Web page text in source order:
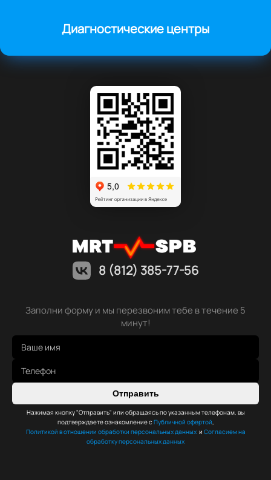
Диагностические центры
8 (812) 385-77-56
Заполни форму и мы перезвоним тебе в течение 5
минут!
Отправить
Нажимая кнопку "Отправить" или обращаясь по указанным телефонам, вы
подтверждаете ознакомление с Публичной офертой,
Политикой в отношении обработки персональных данных и Согласием на
обработку персональных данных